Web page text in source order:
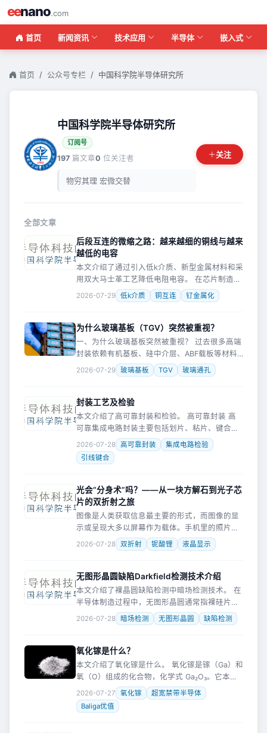
eenano.com
首页 新闻资讯 技术应用 半导体 嵌入式
首页 公众号专栏 中国科学院半导体研究所
中国科学院半导体研究所
订阅号
197 篇文章0 位关注者
物穷其理 宏微交替
关注
全部文章
后段互连的微缩之路：越来越细的铜线与越来
越低的电容
本文介绍了通过引入低k介质、新型金属材料和采
用双大马士革工艺降低电阻电容。 在芯片制造的
前端，晶体管越做越小、越做越快；但在后段，
负责连接这些晶体管的铜导线，却面临着一个尴
2026-07-29 低k介质 铜互连 钌金属化
为什么玻璃基板（TGV）突然被重视？
一、为什么玻璃基板突然被重视？ 过去很多高端
封装依赖有机基板、硅中介层、ABF载板等材料
体系。 但随着AI芯片越来越大、I/O数量越来越
多、功耗越来越高、封装尺寸越来越大，传统基
2026-07-29 玻璃基板 TGV 玻璃通孔
封装工艺及检验
本文介绍了高可靠封装和检验。 高可靠封装 高
可靠集成电路封装主要包括划片、粘片、键合和
密封四个工序，如图所示。 划片是封装的第一
步。它把整张晶圆分成多个独立芯片。常用方法
有机械切割和激光划片。 粘
2026-07-28 高可靠封装
集成电路检验
引线键合
光会“分身术”吗？——从一块方解石到光子芯
片的双折射之旅
图像是人类获取信息最主要的形式，而图像的显
示或呈现大多以屏幕作为载体。手机里的照片、
电脑里的文档，都是通过一幅幅明暗交替变化的
图像进入人的眼睛。液晶显示屏是当前最常见的
2026-07-28 双折射 铌酸锂 液晶显示
无图形晶圆缺陷Darkfield检测技术介绍
本文介绍了裸晶圆缺陷检测中暗场检测技术。 在
半导体制造过程中，无图形晶圆通常指裸硅片或
假片，主要用于设备测试以及机台内部环境洁净
度的监控。当此类晶圆表面存在过多颗粒、残留
2026-07-28 暗场检测 无图形晶圆 缺陷检测
氧化镓是什么？
本文介绍了氧化镓是什么。 氧化镓是镓（Ga）和
氧（O）组成的化合物，化学式 Ga₂O₃。它本质
上是一种氧化物半导体，但因为带隙特别宽
（4.8~4.9 eV），被归类为超宽禁带半导体
（UWBG，Ultr
2026-07-27 氧化镓
超宽禁带半导体
Baliga优值